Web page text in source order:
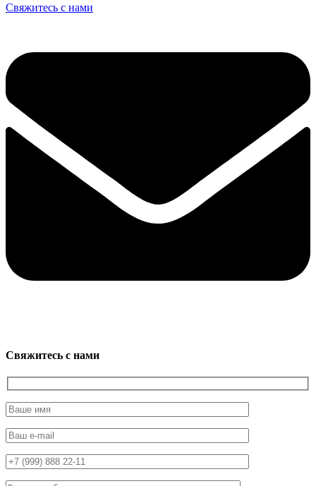
Свяжитесь с нами
Свяжитесь с нами